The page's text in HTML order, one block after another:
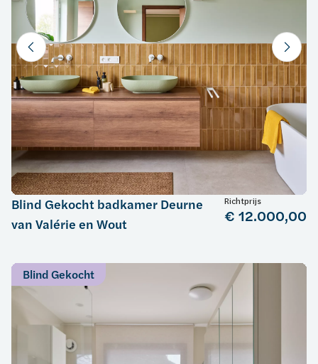
Blind Gekocht badkamer Deurne
van Valérie en Wout
Richtprijs
€ 12.000,00
Blind Gekocht